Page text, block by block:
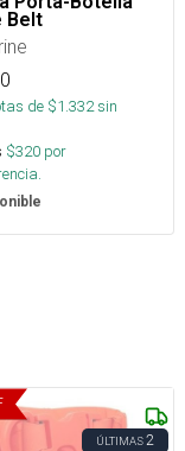
Belt
de $1.332sin
$320 por
ÚLTIMAS2